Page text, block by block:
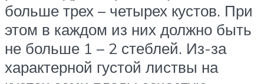
больше трех – четырех кустов. При
этом в каждом из них должно быть
не больше 1 – 2 стеблей. Из-за
характерной густой листвы на